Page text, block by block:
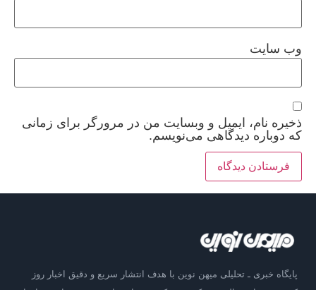
وب‌ سایت
ذخیره نام، ایمیل و وبسایت من در مرورگر برای زمانی
که دوباره دیدگاهی می‌نویسم.
پایگاه خبری ـ تحلیلی میهن نوین با هدف انتشار سریع و دقیق اخبار روز